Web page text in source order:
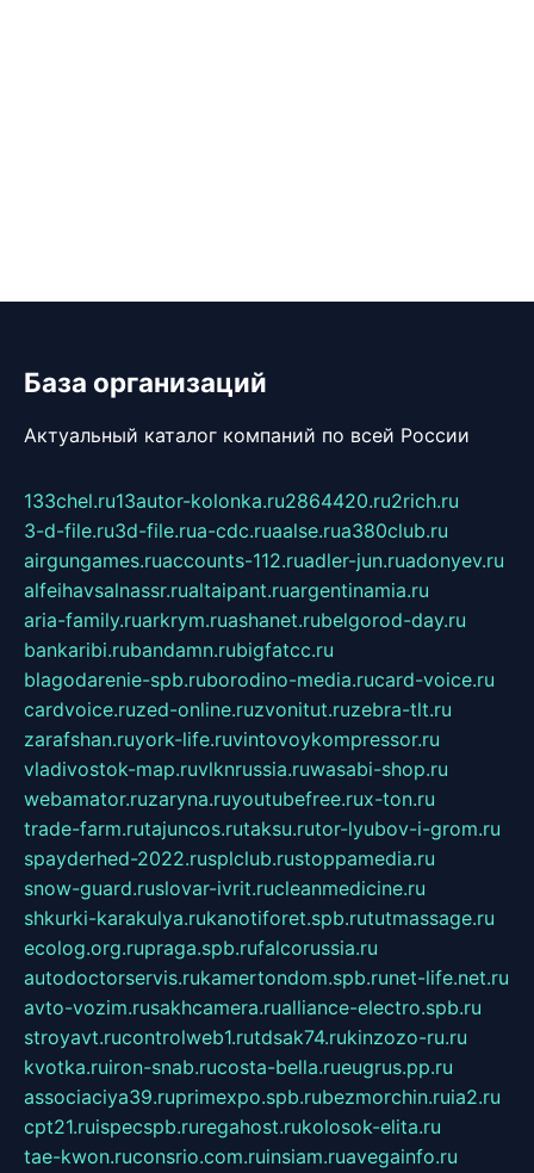
База организаций
Актуальный каталог компаний по всей России
133chel.ru13autor-kolonka.ru2864420.ru2rich.ru
3-d-file.ru3d-file.rua-cdc.ruaalse.rua380club.ru
airgungames.ruaccounts-112.ruadler-jun.ruadonyev.ru
alfeihavsalnassr.rualtaipant.ruargentinamia.ru
aria-family.ruarkrym.ruashanet.rubelgorod-day.ru
bankaribi.rubandamn.rubigfatcc.ru
blagodarenie-spb.ruborodino-media.rucard-voice.ru
cardvoice.ruzed-online.ruzvonitut.ruzebra-tlt.ru
zarafshan.ruyork-life.ruvintovoykompressor.ru
vladivostok-map.ruvlknrussia.ruwasabi-shop.ru
webamator.ruzaryna.ruyoutubefree.rux-ton.ru
trade-farm.rutajuncos.rutaksu.rutor-lyubov-i-grom.ru
spayderhed-2022.rusplclub.rustoppamedia.ru
snow-guard.ruslovar-ivrit.rucleanmedicine.ru
shkurki-karakulya.rukanotiforet.spb.rututmassage.ru
ecolog.org.rupraga.spb.rufalcorussia.ru
autodoctorservis.rukamertondom.spb.runet-life.net.ru
avto-vozim.rusakhcamera.rualliance-electro.spb.ru
stroyavt.rucontrolweb1.rutdsak74.rukinzozo-ru.ru
kvotka.ruiron-snab.rucosta-bella.rueugrus.pp.ru
associaciya39.ruprimexpo.spb.rubezmorchin.ruia2.ru
cpt21.ruispecspb.ruregahost.rukolosok-elita.ru
tae-kwon.ruconsrio.com.ruinsiam.ruavegainfo.ru